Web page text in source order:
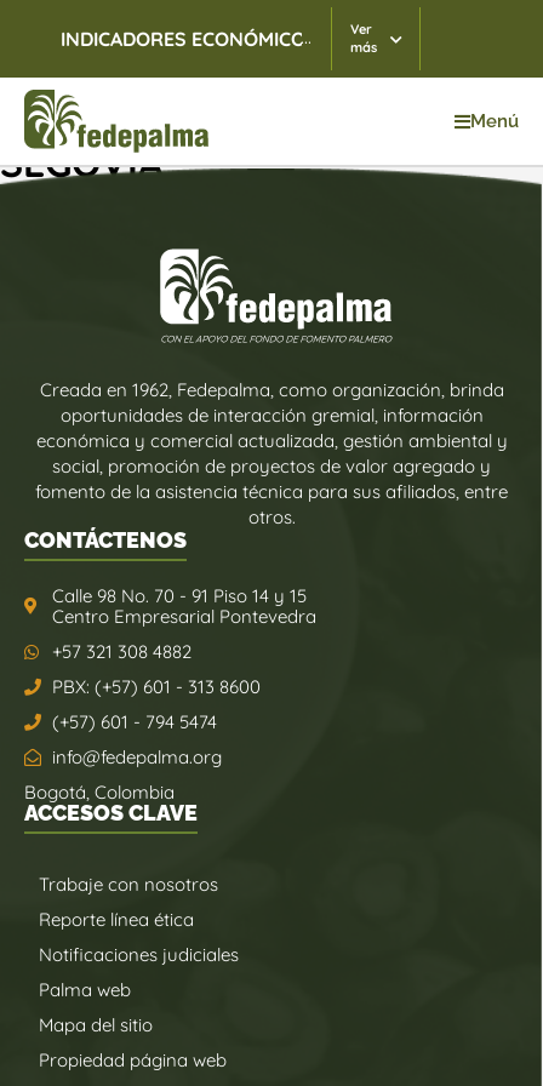
INDICADORES ECONÓMICOS TRM 07/08/2026
...
Ver
más
Menú
SEGOVIA
Creada en 1962, Fedepalma, como organización, brinda
oportunidades de interacción gremial, información
económica y comercial actualizada, gestión ambiental y
social, promoción de proyectos de valor agregado y
fomento de la asistencia técnica para sus afiliados, entre
otros.
CONTÁCTENOS
Calle 98 No. 70 - 91 Piso 14 y 15
Centro Empresarial Pontevedra
+57 321 308 4882
PBX: (+57) 601 - 313 8600
(+57) 601 - 794 5474
info@fedepalma.org
Bogotá, Colombia
ACCESOS CLAVE
Trabaje con nosotros
Reporte línea ética
Notificaciones judiciales
Palma web
Mapa del sitio
Propiedad página web